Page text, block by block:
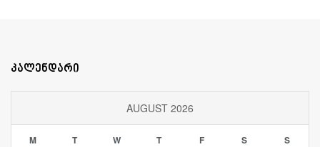
კალენდარი
AUGUST 2026
M T W T F S S